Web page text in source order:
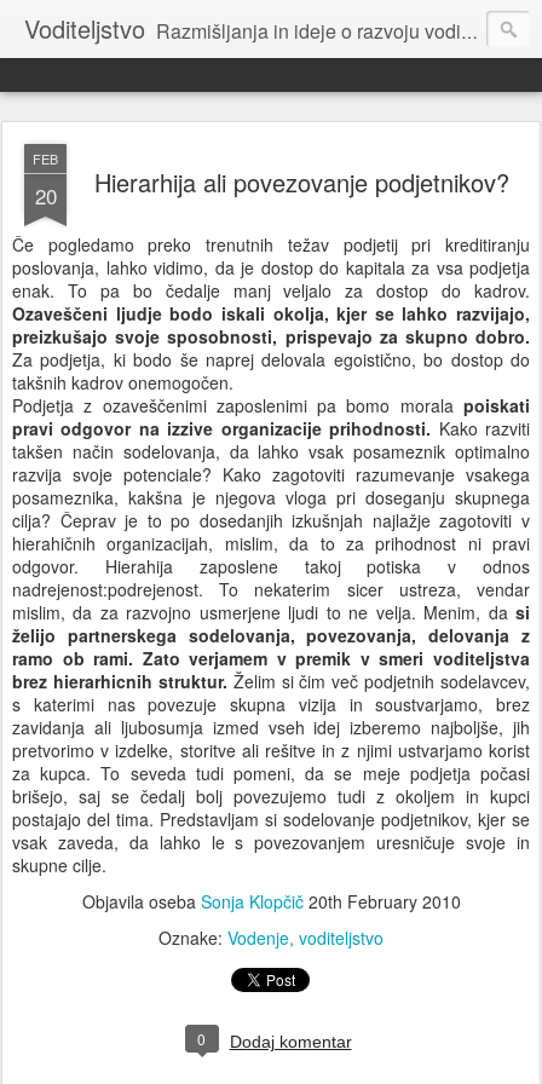
Voditeljstvo Razmišljanja in ideje o razvoju voditeljstva za novo dobo: povezovalnega, sodelovalnega, osnovanega na etiki.
FEB
20 Hierarhija ali povezovanje podjetnikov?
Če pogledamo preko trenutnih težav podjetij pri kreditiranju
poslovanja, lahko vidimo, da je dostop do kapitala za vsa podjetja
enak. To pa bo čedalje manj veljalo za dostop do kadrov.
Ozaveščeni ljudje bodo iskali okolja, kjer se lahko razvijajo,
preizkušajo svoje sposobnosti, prispevajo za skupno dobro.
Za podjetja, ki bodo še naprej delovala egoistično, bo dostop do
takšnih kadrov onemogočen.
Podjetja z ozaveščenimi zaposlenimi pa bomo morala poiskati
pravi odgovor na izzive organizacije prihodnosti. Kako razviti
takšen način sodelovanja, da lahko vsak posameznik optimalno
razvija svoje potenciale? Kako zagotoviti razumevanje vsakega
posameznika, kakšna je njegova vloga pri doseganju skupnega
cilja? Čeprav je to po dosedanjih izkušnjah najlažje zagotoviti v
hierahičnih organizacijah, mislim, da to za prihodnost ni pravi
odgovor. Hierahija zaposlene takoj potiska v odnos
nadrejenost:podrejenost. To nekaterim sicer ustreza, vendar
mislim, da za razvojno usmerjene ljudi to ne velja. Menim, da si
želijo partnerskega sodelovanja, povezovanja, delovanja z
ramo ob rami. Zato verjamem v premik v smeri voditeljstva
brez hierarhicnih struktur. Želim si čim več podjetnih sodelavcev,
s katerimi nas povezuje skupna vizija in soustvarjamo, brez
zavidanja ali ljubosumja izmed vseh idej izberemo najboljše, jih
pretvorimo v izdelke, storitve ali rešitve in z njimi ustvarjamo korist
za kupca. To seveda tudi pomeni, da se meje podjetja počasi
brišejo, saj se čedalj bolj povezujemo tudi z okoljem in kupci
postajajo del tima. Predstavljam si sodelovanje podjetnikov, kjer se
vsak zaveda, da lahko le s povezovanjem uresničuje svoje in
skupne cilje.
Objavila oseba Sonja Klopčič 20th February 2010
Oznake: Vodenje voditeljstvo
0 Dodaj komentar